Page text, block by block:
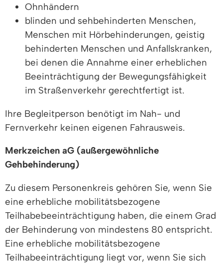
Ohnhändern
blinden und sehbehinderten Menschen,
Menschen mit Hörbehinderungen, geistig
behinderten Menschen und Anfallskranken,
bei denen die Annahme einer erheblichen
Beeinträchtigung der Bewegungsfähigkeit
im Straßenverkehr gerechtfertigt ist.
Ihre Begleitperson benötigt im Nah- und
Fernverkehr keinen eigenen Fahrausweis.
Merkzeichen aG (außergewöhnliche
Gehbehinderung)
Zu diesem Personenkreis gehören Sie, wenn Sie
eine erhebliche mobilitätsbezogene
Teilhabebeeinträchtigung haben, die einem Grad
der Behinderung von mindestens 80 entspricht.
Eine erhebliche mobilitätsbezogene
Teilhabeeinträchtigung liegt vor, wenn Sie sich